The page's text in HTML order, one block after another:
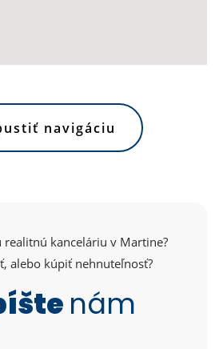
navigáciu
realitnú kanceláriu v Martine?
alebo kúpiť nehnuteľnosť?
nám